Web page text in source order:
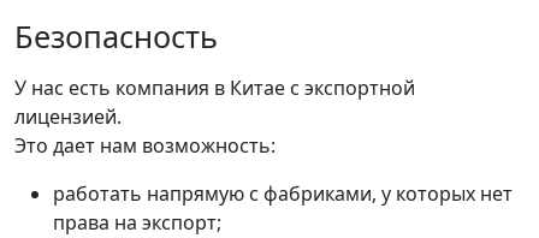
Безопасность
У нас есть компания в Китае с экспортной
лицензией.
Это дает нам возможность:
работать напрямую с фабриками, у которых нет
права на экспорт;